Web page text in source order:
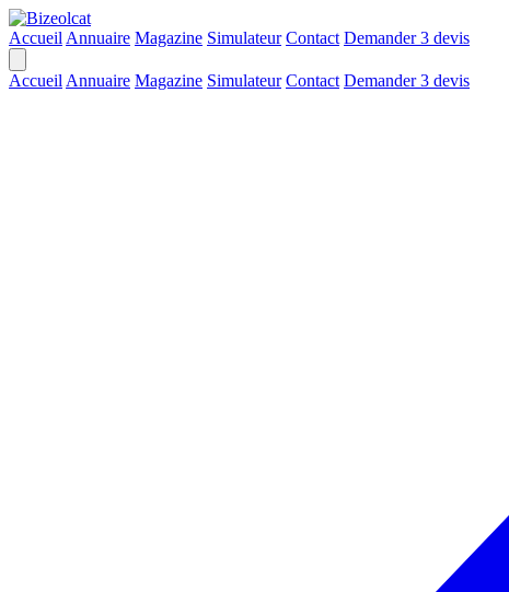
Accueil Annuaire Magazine Simulateur Contact Demander 3 devis
Accueil Annuaire Magazine Simulateur Contact Demander 3 devis